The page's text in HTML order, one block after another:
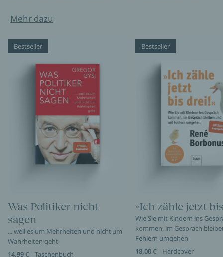
Mehr dazu
Bestseller
Was Politiker nicht
sagen
... weil es um Mehrheiten und nicht um
Wahrheiten geht
14,99 €
Taschenbuch
Bestseller
»Ich zähle jetzt
Wie Sie mit Kindern ins
kommen, im Gespräch
Fehlern umgehen
18,00 €
Hardcover